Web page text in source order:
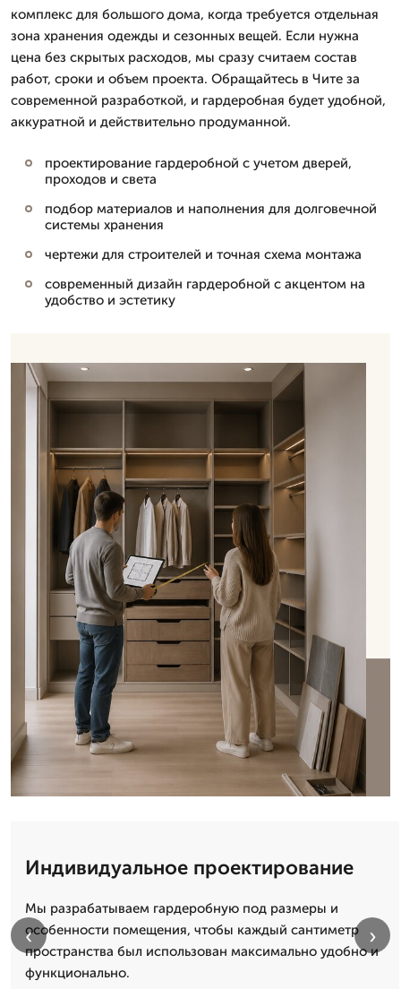
комплекс для большого дома, когда требуется отдельная
зона хранения одежды и сезонных вещей. Если нужна
цена без скрытых расходов, мы сразу считаем состав
работ, сроки и объем проекта. Обращайтесь в Чите за
современной разработкой, и гардеробная будет удобной,
аккуратной и действительно продуманной.
проектирование гардеробной с учетом дверей,
проходов и света
подбор материалов и наполнения для долговечной
системы хранения
чертежи для строителей и точная схема монтажа
современный дизайн гардеробной с акцентом на
удобство и эстетику
Индивидуальное проектирование
Мы разрабатываем гардеробную под размеры и
особенности помещения, чтобы каждый сантиметр
пространства был использован максимально удобно и
функционально.
‹ ›